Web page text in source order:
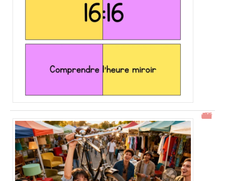
Gtrouve : Les Meilleures Annonces Gratuites à Découvrir